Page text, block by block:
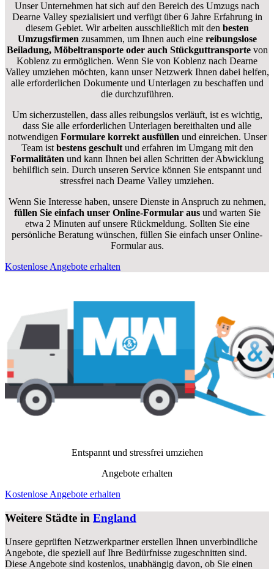
Unser Unternehmen hat sich auf den Bereich des Umzugs nach
Dearne Valley spezialisiert und verfügt über 6 Jahre Erfahrung in
diesem Gebiet. Wir arbeiten ausschließlich mit den besten
Umzugsfirmen zusammen, um Ihnen auch eine reibungslose
Beiladung, Möbeltransporte oder auch Stückguttransporte von
Koblenz zu ermöglichen. Wenn Sie von Koblenz nach Dearne
Valley umziehen möchten, kann unser Netzwerk Ihnen dabei helfen,
alle erforderlichen Dokumente und Unterlagen zu beschaffen und
die durchzuführen.
Um sicherzustellen, dass alles reibungslos verläuft, ist es wichtig,
dass Sie alle erforderlichen Unterlagen bereithalten und alle
notwendigen Formulare korrekt ausfüllen und einreichen. Unser
Team istbestens geschultund erfahren im Umgang mit den
Formalitäten und kann Ihnen bei allen Schritten der Abwicklung
behilflich sein. Durch unseren Service können Sie entspannt und
stressfrei nach Dearne Valley umziehen.
Wenn Sie Interesse haben, unsere Dienste in Anspruch zu nehmen,
füllen Sie einfach unser Online-Formular ausund warten Sie
etwa 2 Minuten auf unsere Rückmeldung. Sollten Sie eine
persönliche Beratung wünschen, füllen Sie einfach unser Online-
Formular aus.
Kostenlose Angebote erhalten
Entspannt und stressfrei umziehen
Angebote erhalten
Kostenlose Angebote erhalten
Weitere Städte in England
Unsere geprüften Netzwerkpartner erstellen Ihnen unverbindliche
Angebote, die speziell auf Ihre Bedürfnisse zugeschnitten sind.
Diese Angebote sind kostenlos, unabhängig davon, ob Sie einen